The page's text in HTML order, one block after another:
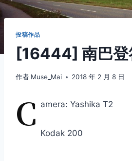
投稿作品
[16444] 南巴登
作者 Muse_Mai 2018 年 2 月 8 日
C amera: Yashika T2
Kodak 200